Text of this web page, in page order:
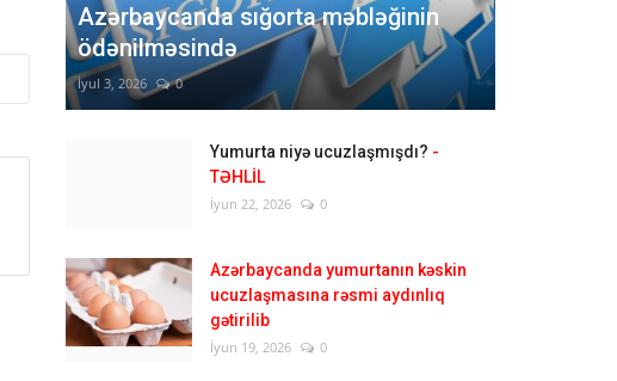
Azərbaycanda sığorta məbləğinin
ödənilməsində
İyul 3, 2026 0
Yumurta niyə ucuzlaşmışdı? -
TƏHLİL
İyun 22, 2026 0
Azərbaycanda yumurtanın kəskin
ucuzlaşmasına rəsmi aydınlıq
gətirilib
İyun 19, 2026 0